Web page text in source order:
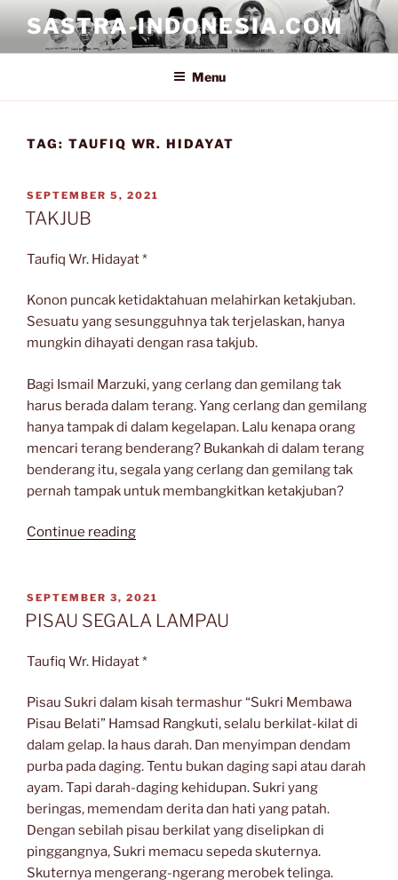
content
SASTRA-INDONESIA.COM
Menu
TAG: TAUFIQ WR. HIDAYAT
POSTED
ON
SEPTEMBER 5, 2021
TAKJUB
Taufiq Wr. Hidayat *
Konon puncak ketidaktahuan melahirkan ketakjuban.
Sesuatu yang sesungguhnya tak terjelaskan, hanya
mungkin dihayati dengan rasa takjub.
Bagi Ismail Marzuki, yang cerlang dan gemilang tak
harus berada dalam terang. Yang cerlang dan gemilang
hanya tampak di dalam kegelapan. Lalu kenapa orang
mencari terang benderang? Bukankah di dalam terang
benderang itu, segala yang cerlang dan gemilang tak
pernah tampak untuk membangkitkan ketakjuban?
Continue reading“TAKJUB”
POSTED
ON
SEPTEMBER 3, 2021
PISAU SEGALA LAMPAU
Taufiq Wr. Hidayat *
Pisau Sukri dalam kisah termashur “Sukri Membawa
Pisau Belati” Hamsad Rangkuti, selalu berkilat-kilat di
dalam gelap. Ia haus darah. Dan menyimpan dendam
purba pada daging. Tentu bukan daging sapi atau darah
ayam. Tapi darah-daging kehidupan. Sukri yang
beringas, memendam derita dan hati yang patah.
Dengan sebilah pisau berkilat yang diselipkan di
pinggangnya, Sukri memacu sepeda skuternya.
Skuternya mengerang-ngerang merobek telinga.